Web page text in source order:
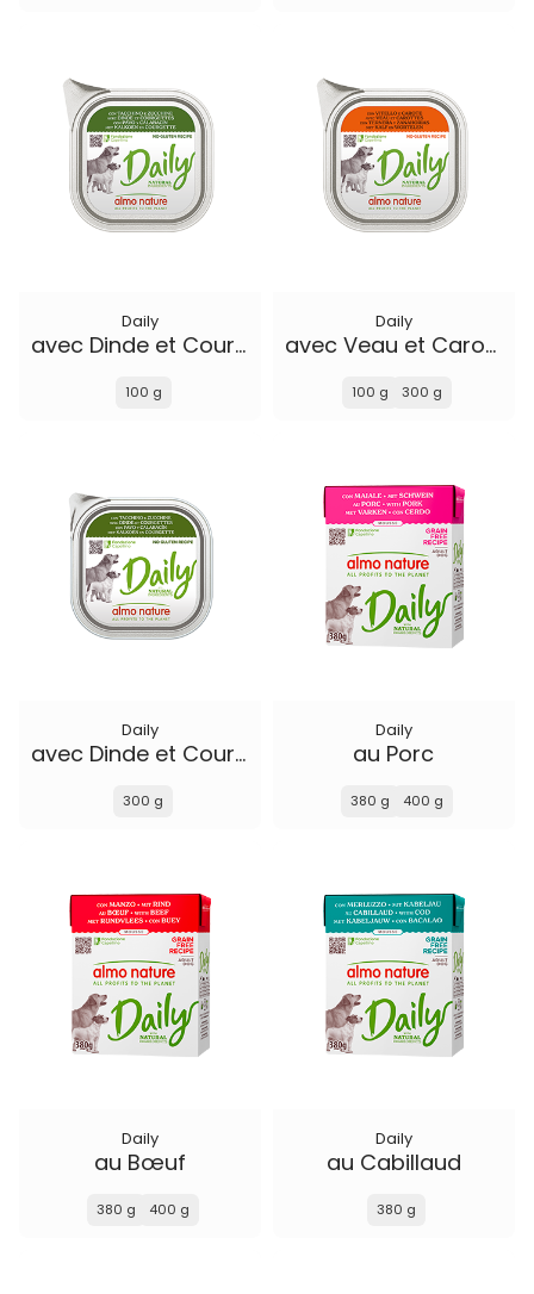
Daily
avec Dinde et Courgettes
100 g
Daily
avec Veau et Carottes
100 g 300 g
Daily
avec Dinde et Courgette
300 g
Daily
au Porc
380 g 400 g
Daily
au Bœuf
380 g 400 g
Daily
au Cabillaud
380 g